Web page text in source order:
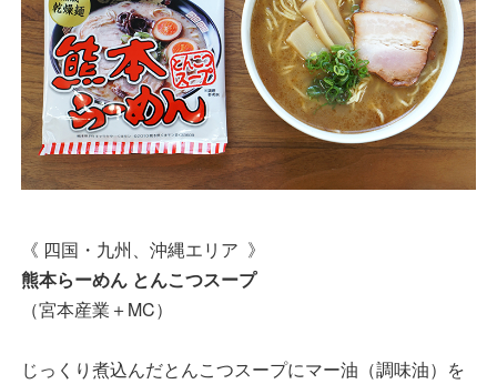
《 四国・九州、沖縄エリア 》
熊本らーめん とんこつスープ
（宮本産業＋MC）
じっくり煮込んだとんこつスープにマー油（調味油）を